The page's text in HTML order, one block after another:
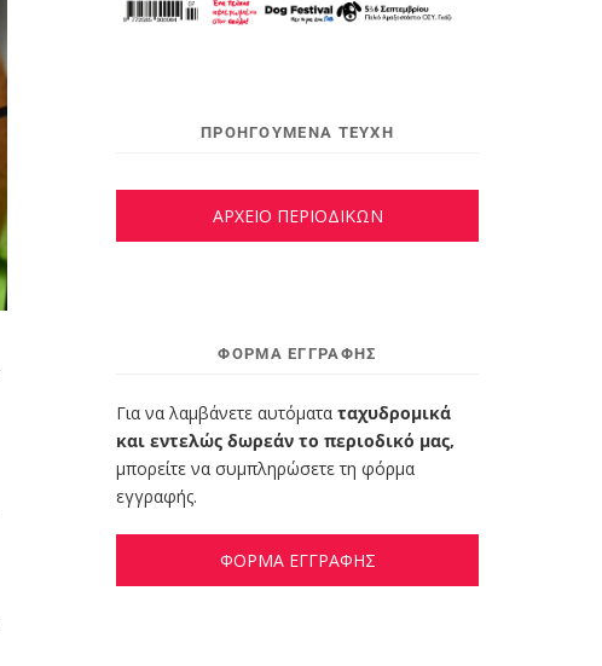
ΠΡΟΗΓΟΥΜΕΝΑ ΤΕΥΧΗ
ΑΡΧΕΙΟ ΠΕΡΙΟΔΙΚΩΝ
ΦΌΡΜΑ ΕΓΓΡΑΦΉΣ
Για να λαμβάνετε αυτόματα ταχυδρομικά
και εντελώς δωρεάν το περιοδικό μας,
μπορείτε να συμπληρώσετε τη φόρμα
εγγραφής.
ΦΟΡΜΑ ΕΓΓΡΑΦΗΣ